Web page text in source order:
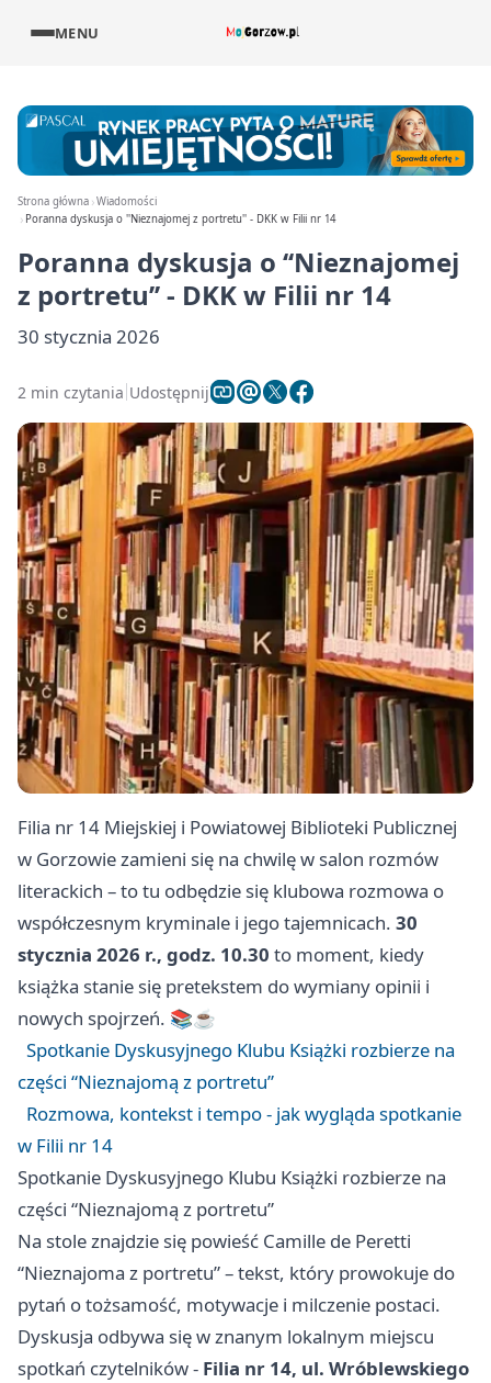
MENU
Strona główna Wiadomości
Poranna dyskusja o ''Nieznajomej z portretu'' - DKK w Filii nr 14
Poranna dyskusja o ‘‘Nieznajomej
z portretu’’ - DKK w Filii nr 14
30 stycznia 2026
2 min czytania Udostępnij
Filia nr 14 Miejskiej i Powiatowej Biblioteki Publicznej
w Gorzowie zamieni się na chwilę w salon rozmów
literackich – to tu odbędzie się klubowa rozmowa o
współczesnym kryminale i jego tajemnicach. 30
stycznia 2026 r., godz. 10.30 to moment, kiedy
książka stanie się pretekstem do wymiany opinii i
nowych spojrzeń. 📚☕️
Spotkanie Dyskusyjnego Klubu Książki rozbierze na
części “Nieznajomą z portretu”
Rozmowa, kontekst i tempo - jak wygląda spotkanie
w Filii nr 14
Spotkanie Dyskusyjnego Klubu Książki rozbierze na
części “Nieznajomą z portretu”
Na stole znajdzie się powieść Camille de Peretti
“Nieznajoma z portretu” – tekst, który prowokuje do
pytań o tożsamość, motywacje i milczenie postaci.
Dyskusja odbywa się w znanym lokalnym miejscu
spotkań czytelników - Filia nr 14, ul. Wróblewskiego